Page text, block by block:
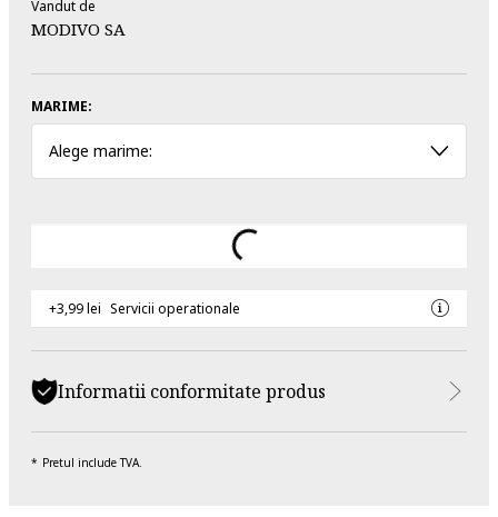
Vandut de
MODIVO SA
MARIME:
Alege marime:
+3,99 lei Servicii operationale
Informatii conformitate produs
Pretul include TVA.